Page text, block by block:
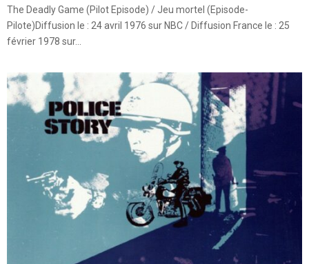
The Deadly Game (Pilot Episode) / Jeu mortel (Episode-
Pilote)Diffusion le : 24 avril 1976 sur NBC / Diffusion France le : 25
février 1978 sur...